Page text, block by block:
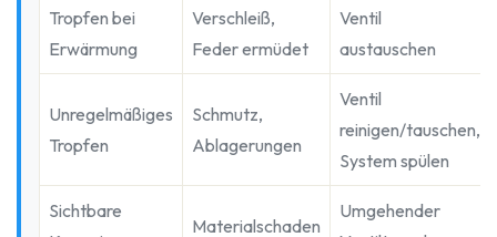
Tropfen bei
Erwärmung
Verschleiß,
Feder ermüdet
Ventil
austauschen
Unregelmäßiges
Tropfen
Schmutz,
Ablagerungen
Ventil
reinigen/tauschen,
System spülen
Sichtbare
Materialschaden
Umgehender